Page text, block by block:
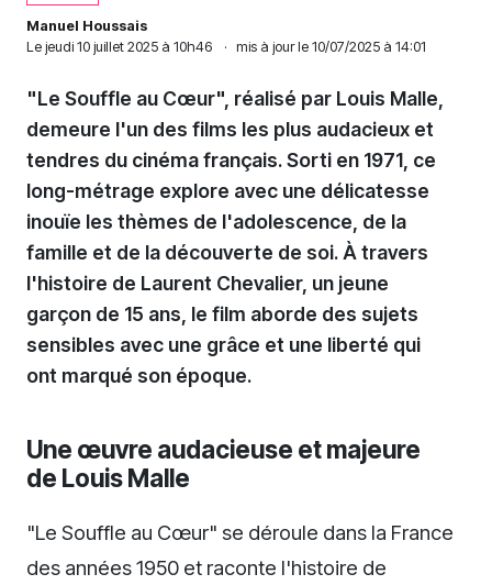
Manuel Houssais
Le jeudi 10 juillet 2025 à 10h46 · mis à jour le 10/07/2025 à 14:01
"Le Souffle au Cœur", réalisé par Louis Malle,
demeure l'un des films les plus audacieux et
tendres du cinéma français. Sorti en 1971, ce
long-métrage explore avec une délicatesse
inouïe les thèmes de l'adolescence, de la
famille et de la découverte de soi. À travers
l'histoire de Laurent Chevalier, un jeune
garçon de 15 ans, le film aborde des sujets
sensibles avec une grâce et une liberté qui
ont marqué son époque.
Une œuvre audacieuse et majeure
de Louis Malle
"Le Souffle au Cœur" se déroule dans la France
des années 1950 et raconte l'histoire de